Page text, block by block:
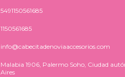
5491150561685
1150561685
info@cabecitadenoviaaccesorios.com
Malabia 1906, Palermo Soho, Ciudad
Aires